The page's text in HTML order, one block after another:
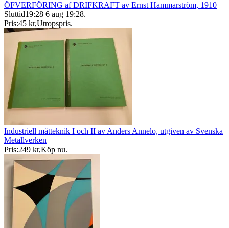
ÖFVERFÖRING af DRIFKRAFT av Ernst Hammarström, 1910
Sluttid19:28 6 aug 19:28.
Pris:45 kr,Utropspris.
Industriell mätteknik I och II av Anders Annelo, utgiven av Svenska
Metallverken
Pris:249 kr,Köp nu.